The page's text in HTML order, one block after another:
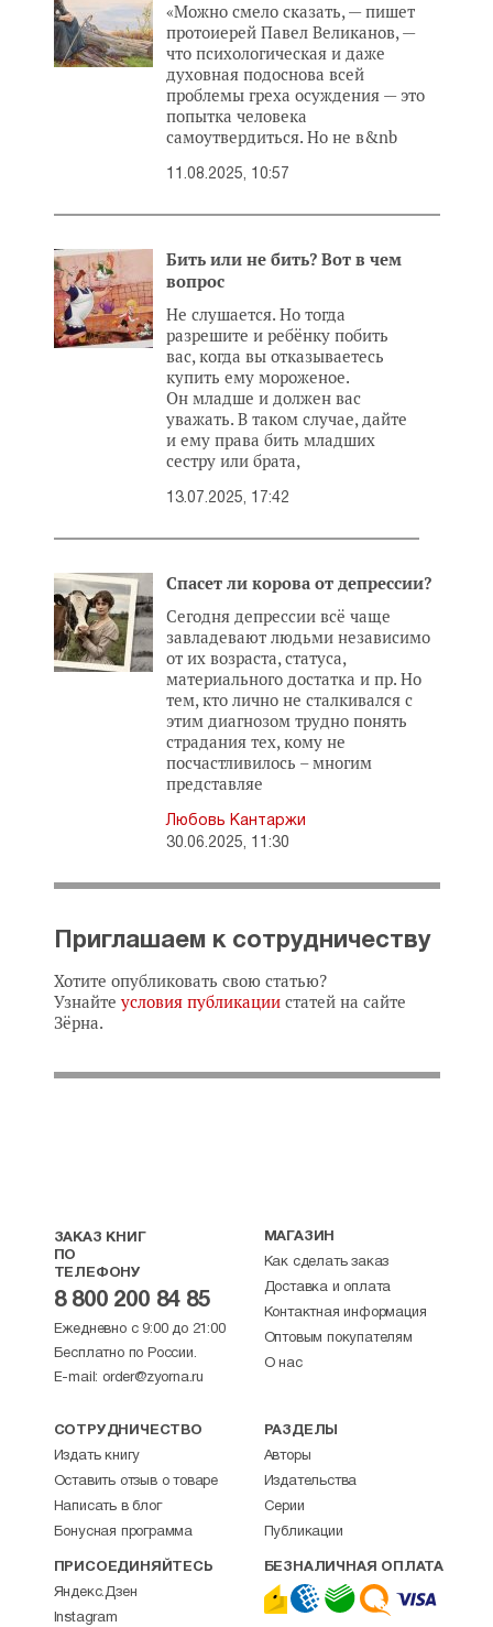
«Можно смело сказать, — пишет
протоиерей Павел Великанов, —
что психологическая и даже
духовная подоснова всей
проблемы греха осуждения — это
попытка человека
самоутвердиться. Но не в&nb
11.08.2025, 10:57
Бить или не бить? Вот в чем
вопрос
Не слушается. Но тогда
разрешите и ребёнку побить
вас, когда вы отказываетесь
купить ему мороженое.
Он младше и должен вас
уважать. В таком случае, дайте
и ему права бить младших
сестру или брата,
13.07.2025, 17:42
Спасет ли корова от депрессии?
Сегодня депрессии всё чаще
завладевают людьми независимо
от их возраста, статуса,
материального достатка и пр. Но
тем, кто лично не сталкивался с
этим диагнозом трудно понять
страдания тех, кому не
посчастливилось – многим
представляе
Любовь Кантаржи
30.06.2025, 11:30
Приглашаем к сотрудничеству
Хотите опубликовать свою статью?
Узнайте условия публикациистатей на сайте
Зёрна.
ЗАКАЗ КНИГ
ПО
ТЕЛЕФОНУ
8 800 200 84 85
Ежедневно с 9:00 до 21:00
Бесплатно по России.
E-mail: order@zyorna.ru
МАГАЗИН
Как сделать заказ
Доставка и оплата
Контактная информация
Оптовым покупателям
О нас
СОТРУДНИЧЕСТВО
Издать книгу
Оставить отзыв о товаре
Написать в блог
Бонусная программа
РАЗДЕЛЫ
Авторы
Издательства
Серии
Публикации
ПРИСОЕДИНЯЙТЕСЬ
Яндекс.Дзен
Instagram
БЕЗНАЛИЧНАЯ ОПЛАТА